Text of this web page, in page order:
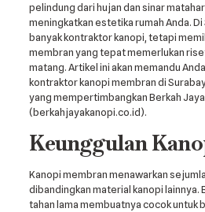
pelindung dari hujan dan sinar
meningkatkan estetika rumah Anda.
banyak kontraktor kanopi, tetapi
membran yang tepat memerlukan
matang. Artikel ini akan memandu
kontraktor kanopi membran di
yang mempertimbangkan Berkah
(berkahjayakanopi.co.id).
Keunggulan
Kanopi membran menawarkan
dibandingkan material kanopi lainnya.
tahan lama membuatnya cocok untuk